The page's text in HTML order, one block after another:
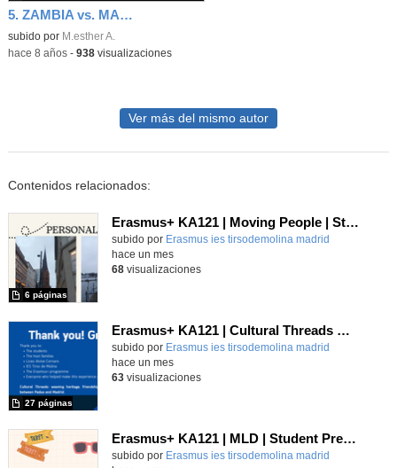
5. ZAMBIA vs. MAJADAHONDA
subido por M.esther A.
-hace 8 años- 938visualizaciones
Ver más del mismo autor
Contenidos relacionados:
Erasmus+ KA121 | Moving People | Student Presentation 2 | Neustadt 2024
Contenido educativo.
subido por Erasmus ies tirsodemolina madrid
6 páginas
hace un mes
68visualizaciones
Erasmus+ KA121 | Cultural Threads UNESCO | Padua–Madrid 2026
Contenido educativo.
subido por Erasmus ies tirsodemolina madrid
27 páginas
hace un mes
63visualizaciones
Erasmus+ KA121 | MLD | Student Presentation 2 | San Bonifacio-Verona 2025
Contenido educativo.
subido por Erasmus ies tirsodemolina madrid